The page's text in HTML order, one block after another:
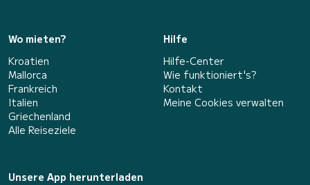
Wo mieten?
Kroatien
Mallorca
Frankreich
Italien
Griechenland
Alle Reiseziele
Hilfe
Hilfe-Center
Wie funktioniert's?
Kontakt
Meine Cookies verwalten
Unsere App herunterladen